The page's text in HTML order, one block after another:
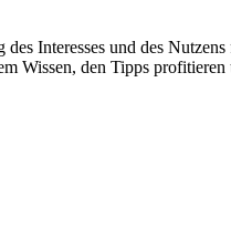
Interesses und des
Wissen, den Tipps